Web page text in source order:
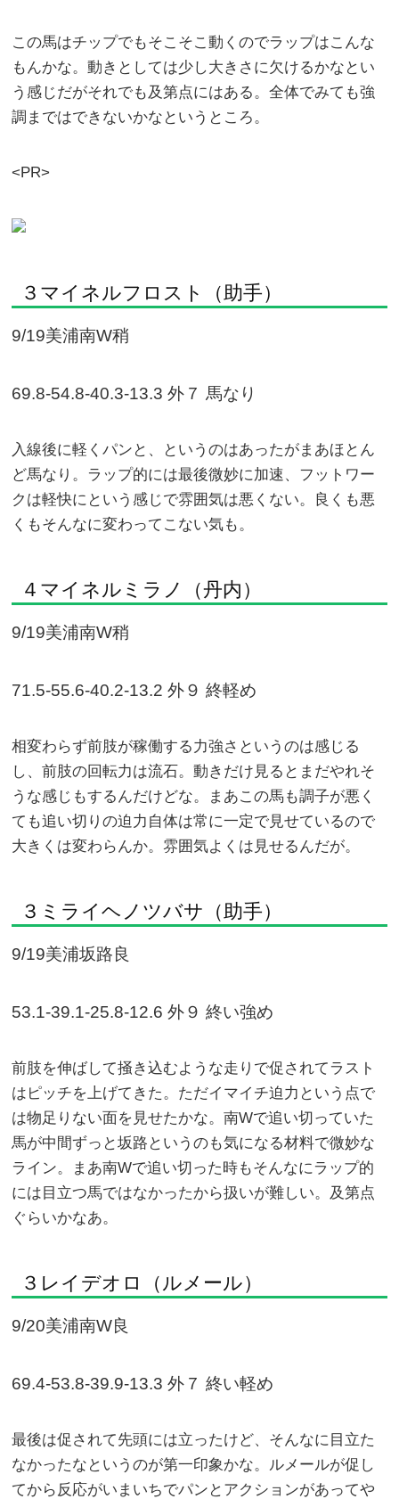
この馬はチップでもそこそこ動くのでラップはこんな
もんかな。動きとしては少し大きさに欠けるかなとい
う感じだがそれでも及第点にはある。全体でみても強
調まではできないかなというところ。
<PR>
３マイネルフロスト（助手）
9/19美浦南W稍
69.8-54.8-40.3-13.3 外７ 馬なり
入線後に軽くパンと、というのはあったがまあほとん
ど馬なり。ラップ的には最後微妙に加速、フットワー
クは軽快にという感じで雰囲気は悪くない。良くも悪
くもそんなに変わってこない気も。
４マイネルミラノ（丹内）
9/19美浦南W稍
71.5-55.6-40.2-13.2 外９ 終軽め
相変わらず前肢が稼働する力強さというのは感じる
し、前肢の回転力は流石。動きだけ見るとまだやれそ
うな感じもするんだけどな。まあこの馬も調子が悪く
ても追い切りの迫力自体は常に一定で見せているので
大きくは変わらんか。雰囲気よくは見せるんだが。
３ミライヘノツバサ（助手）
9/19美浦坂路良
53.1-39.1-25.8-12.6 外９ 終い強め
前肢を伸ばして掻き込むような走りで促されてラスト
はピッチを上げてきた。ただイマイチ迫力という点で
は物足りない面を見せたかな。南Wで追い切っていた
馬が中間ずっと坂路というのも気になる材料で微妙な
ライン。まあ南Wで追い切った時もそんなにラップ的
には目立つ馬ではなかったから扱いが難しい。及第点
ぐらいかなあ。
３レイデオロ（ルメール）
9/20美浦南W良
69.4-53.8-39.9-13.3 外７ 終い軽め
最後は促されて先頭には立ったけど、そんなに目立た
なかったなというのが第一印象かな。ルメールが促し
てから反応がいまいちでパンとアクションがあってや